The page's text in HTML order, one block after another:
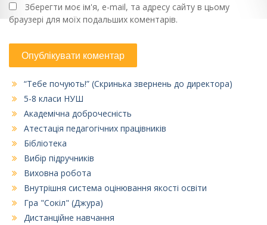
Зберегти моє ім'я, e-mail, та адресу сайту в цьому
браузері для моїх подальших коментарів.
“Тебе почують!” (Скринька звернень до директора)
5-8 класи НУШ
Академічна доброчесність
Атестація педагогічних працівників
Бібліотека
Вибір підручників
Виховна робота
Внутрішня система оцінювання якості освіти
Гра "Сокіл" (Джура)
Дистанційне навчання